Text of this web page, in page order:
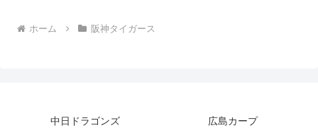
ホーム 阪神タイガース
中日ドラゴンズ
広島カープ